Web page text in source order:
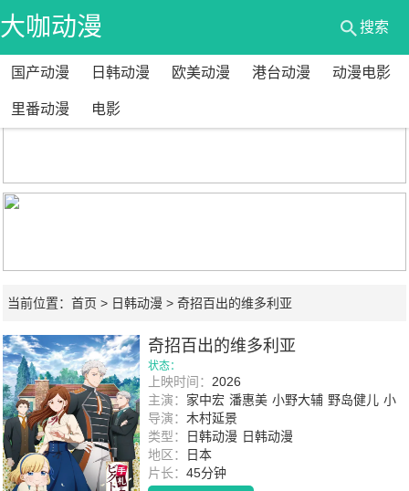
大咖动漫
网
搜索
国产动漫 日韩动漫 欧美动漫 港台动漫 动漫电影
里番动漫 电影
当前位置： 首页 > 日韩动漫 > 奇招百出的维多利亚
奇招百出的维多利亚
状态：
上映时间： 2026
主演： 家中宏 潘惠美 小野大辅 野岛健儿 小
野贤章
安济知佳
平 逢坂良太
导演： 木村延景
类型：
日韩动漫 日韩动漫
地区：
日本
片长： 45分钟